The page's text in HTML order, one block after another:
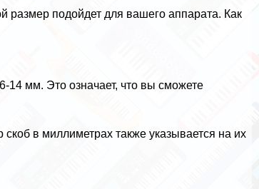
размер подойдет для вашего аппарата. Как
14 мм. Это означает, что вы сможете
в миллиметрах также указывается на их